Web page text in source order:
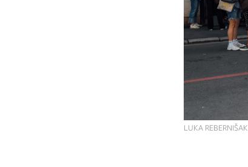
LUKA REBERNIŠAK